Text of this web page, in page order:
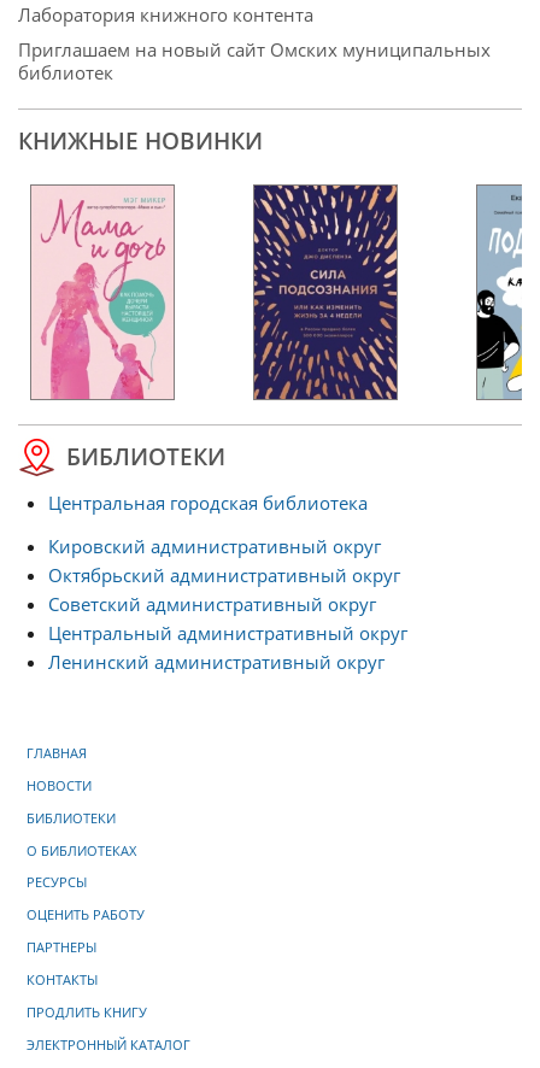
Лаборатория книжного контента
Приглашаем на новый сайт Омских муниципальных
библиотек
КНИЖНЫЕ НОВИНКИ
БИБЛИОТЕКИ
Центральная городская библиотека
Кировский административный округ
Октябрьский административный округ
Советский административный округ
Центральный административный округ
Ленинский административный округ
ГЛАВНАЯ
НОВОСТИ
БИБЛИОТЕКИ
О БИБЛИОТЕКАХ
РЕСУРСЫ
ОЦЕНИТЬ РАБОТУ
ПАРТНЕРЫ
КОНТАКТЫ
ПРОДЛИТЬ КНИГУ
ЭЛЕКТРОННЫЙ КАТАЛОГ